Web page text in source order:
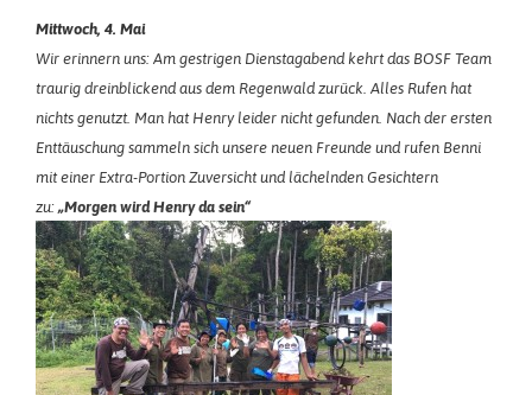
Mittwoch, 4. Mai
Wir erinnern uns: Am gestrigen Dienstagabend kehrt das BOSF Team
traurig dreinblickend aus dem Regenwald zurück. Alles Rufen hat
nichts genutzt. Man hat Henry leider nicht gefunden. Nach der ersten
Enttäuschung sammeln sich unsere neuen Freunde und rufen Benni
mit einer Extra-Portion Zuversicht und lächelnden Gesichtern
zu: „Morgen wird Henry da sein“